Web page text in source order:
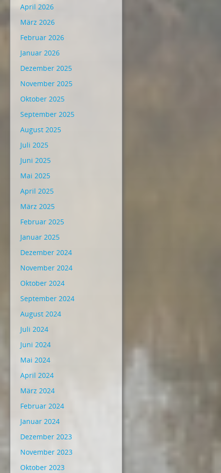
April 2026
März 2026
Februar 2026
Januar 2026
Dezember 2025
November 2025
Oktober 2025
September 2025
August 2025
Juli 2025
Juni 2025
Mai 2025
April 2025
März 2025
Februar 2025
Januar 2025
Dezember 2024
November 2024
Oktober 2024
September 2024
August 2024
Juli 2024
Juni 2024
Mai 2024
April 2024
März 2024
Februar 2024
Januar 2024
Dezember 2023
November 2023
Oktober 2023